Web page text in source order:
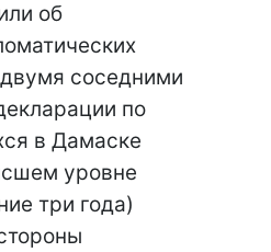
об
соседними
по
в Дамаске
уровне
три года)